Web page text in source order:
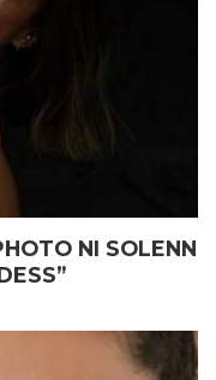
NI SOLENN